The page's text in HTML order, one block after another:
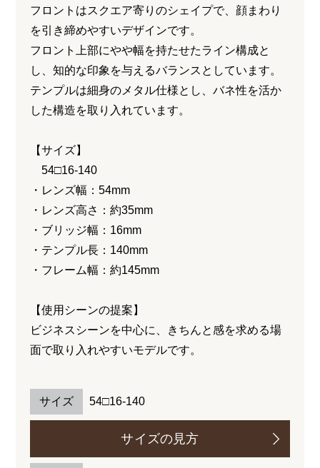
フロントはスクエア寄りのシェイプで、顔まわり
を引き締めやすいデザインです。
フロント上部にやや幅を持たせたライン構成と
し、知的な印象を与えるバランスとしています。
テンプルは細身のメタル仕様とし、バネ性を活か
した構造を取り入れています。
【サイズ】
54□16-140
・レンズ幅：54mm
・レンズ高さ：約35mm
・ブリッジ幅：16mm
・テンプル長：140mm
・フレーム幅：約145mm
【使用シーンの提案】
ビジネスシーンを中心に、きちんと感を求める場
面で取り入れやすいモデルです。
サイズ 54□16-140
サイズの見方